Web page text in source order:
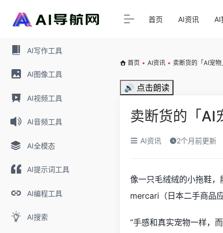
AI写作工具
AI图像工具
AI视频工具
AI音频工具
AI全模态
AI提示词工具
AI编程工具
AI搜索
首页 AI资讯 AI
首页 • AI资讯 • 卖断货的「AI宠
🔊 点击朗读
卖断货的「AI
AI资讯 2个月前更新
像一只毛绒绒的小拖鞋
mercari（日本二手商品
“手感和真实宠物一样，